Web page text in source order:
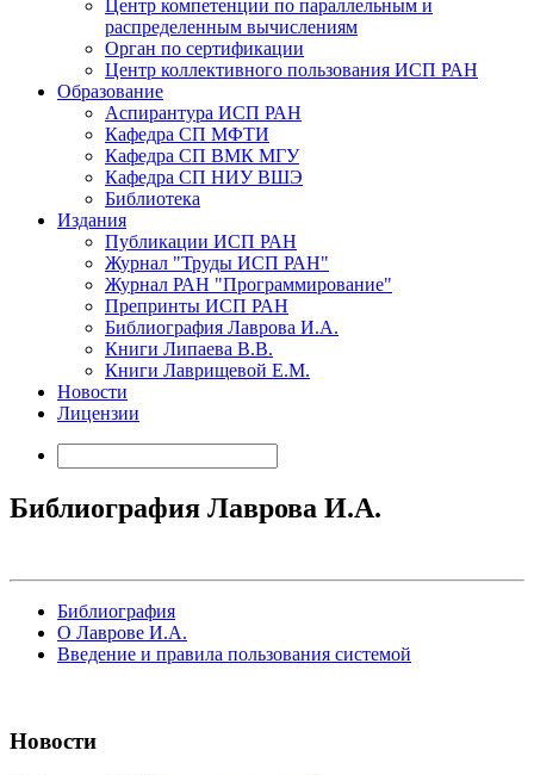
Центр компетенции по параллельным и
распределенным вычислениям
Орган по сертификации
Центр коллективного пользования ИСП РАН
Образование
Аспирантура ИСП РАН
Кафедра СП МФТИ
Кафедра СП ВМК МГУ
Кафедра СП НИУ ВШЭ
Библиотека
Издания
Публикации ИСП РАН
Журнал "Труды ИСП РАН"
Журнал РАН "Программирование"
Препринты ИСП РАН
Библиография Лаврова И.А.
Книги Липаева В.В.
Книги Лаврищевой Е.М.
Новости
Лицензии
Библиография Лаврова И.А.
Библиография
О Лаврове И.А.
Введение и правила пользования системой
Новости